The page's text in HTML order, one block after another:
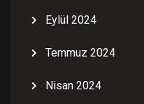
Eylül 2024
Temmuz 2024
Nisan 2024